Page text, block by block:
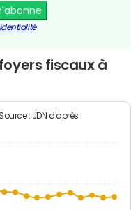
fiscaux à
: JDN d'après